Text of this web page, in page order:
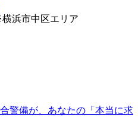
浜市中区エリア
警備が、あなたの「本当に求